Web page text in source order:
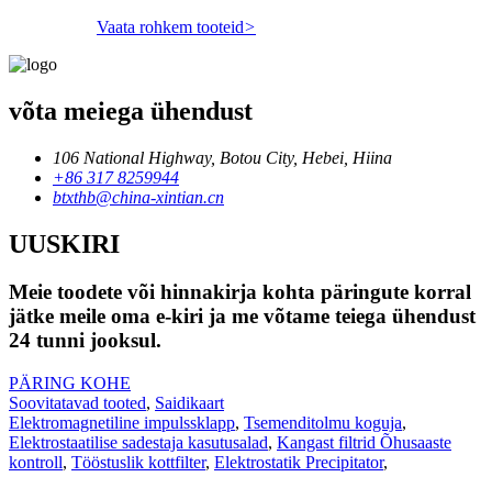
Vaata rohkem tooteid>
võta meiega ühendust
106 National Highway, Botou City, Hebei, Hiina
+86 317 8259944
btxthb@china-xintian.cn
UUSKIRI
Meie toodete või hinnakirja kohta päringute korral
jätke meile oma e-kiri ja me võtame teiega ühendust
24 tunni jooksul.
PÄRING KOHE
Soovitatavad tooted, Saidikaart
Elektromagnetiline impulssklapp, Tsemenditolmu koguja,
Elektrostaatilise sadestaja kasutusalad, Kangast filtrid Õhusaaste
kontroll, Tööstuslik kottfilter, Elektrostatik Precipitator,